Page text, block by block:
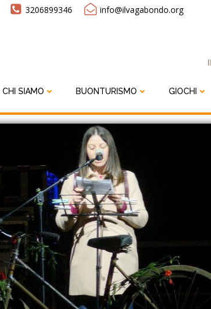
3206899346 info@ilvagabondo.org
CHI SIAMO BUONTURISMO GIOCHI